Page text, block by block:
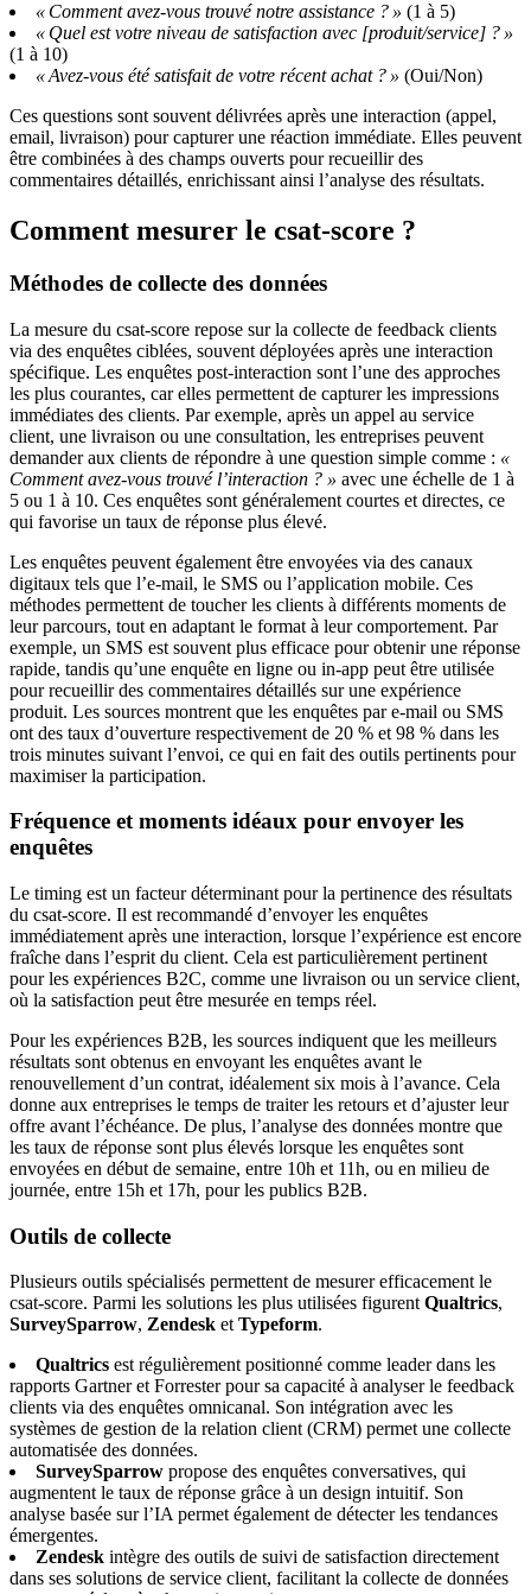
« Comment avez-vous trouvé notre assistance ? » (1 à 5)
« Quel est votre niveau de satisfaction avec [produit/service] ? »
(1 à 10)
« Avez-vous été satisfait de votre récent achat ? » (Oui/Non)
Ces questions sont souvent délivrées après une interaction (appel,
email, livraison) pour capturer une réaction immédiate. Elles peuvent
être combinées à des champs ouverts pour recueillir des
commentaires détaillés, enrichissant ainsi l’analyse des résultats.
Comment mesurer le csat-score ?
Méthodes de collecte des données
La mesure du csat-score repose sur la collecte de feedback clients
via des enquêtes ciblées, souvent déployées après une interaction
spécifique. Les enquêtes post-interaction sont l’une des approches
les plus courantes, car elles permettent de capturer les impressions
immédiates des clients. Par exemple, après un appel au service
client, une livraison ou une consultation, les entreprises peuvent
demander aux clients de répondre à une question simple comme : «
Comment avez-vous trouvé l’interaction ? » avec une échelle de 1 à
5 ou 1 à 10. Ces enquêtes sont généralement courtes et directes, ce
qui favorise un taux de réponse plus élevé.
Les enquêtes peuvent également être envoyées via des canaux
digitaux tels que l’e-mail, le SMS ou l’application mobile. Ces
méthodes permettent de toucher les clients à différents moments de
leur parcours, tout en adaptant le format à leur comportement. Par
exemple, un SMS est souvent plus efficace pour obtenir une réponse
rapide, tandis qu’une enquête en ligne ou in-app peut être utilisée
pour recueillir des commentaires détaillés sur une expérience
produit. Les sources montrent que les enquêtes par e-mail ou SMS
ont des taux d’ouverture respectivement de 20 % et 98 % dans les
trois minutes suivant l’envoi, ce qui en fait des outils pertinents pour
maximiser la participation.
Fréquence et moments idéaux pour envoyer les
enquêtes
Le timing est un facteur déterminant pour la pertinence des résultats
du csat-score. Il est recommandé d’envoyer les enquêtes
immédiatement après une interaction, lorsque l’expérience est encore
fraîche dans l’esprit du client. Cela est particulièrement pertinent
pour les expériences B2C, comme une livraison ou un service client,
où la satisfaction peut être mesurée en temps réel.
Pour les expériences B2B, les sources indiquent que les meilleurs
résultats sont obtenus en envoyant les enquêtes avant le
renouvellement d’un contrat, idéalement six mois à l’avance. Cela
donne aux entreprises le temps de traiter les retours et d’ajuster leur
offre avant l’échéance. De plus, l’analyse des données montre que
les taux de réponse sont plus élevés lorsque les enquêtes sont
envoyées en début de semaine, entre 10h et 11h, ou en milieu de
journée, entre 15h et 17h, pour les publics B2B.
Outils de collecte
Plusieurs outils spécialisés permettent de mesurer efficacement le
csat-score. Parmi les solutions les plus utilisées figurentQualtrics,
SurveySparrow, Zendesk etTypeform.
Qualtrics est régulièrement positionné comme leader dans les
rapports Gartner et Forrester pour sa capacité à analyser le feedback
clients via des enquêtes omnicanal. Son intégration avec les
systèmes de gestion de la relation client (CRM) permet une collecte
automatisée des données.
SurveySparrow propose des enquêtes conversatives, qui
augmentent le taux de réponse grâce à un design intuitif. Son
analyse basée sur l’IA permet également de détecter les tendances
émergentes.
Zendesk intègre des outils de suivi de satisfaction directement
dans ses solutions de service client, facilitant la collecte de données